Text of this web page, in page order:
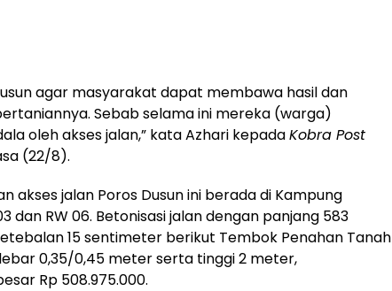
agar masyarakat dapat membawa hasil dan
Sebab selama ini mereka (warga)
oleh akses jalan,” kata Azhari kepadaKobra Post
(22/8).
akses jalan Poros Dusun ini berada di Kampung
dan RW 06. Betonisasi jalan dengan panjang 583
15 sentimeter berikut Tembok Penahan Tanah
0,35/0,45 meter serta tinggi 2 meter,
Rp 508.975.000.